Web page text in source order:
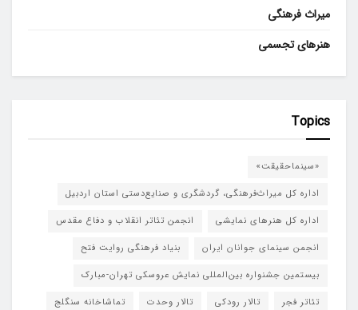
میراث فرهنگی
هنرهای تجسمی
Topics
«سینماحقیقت»
اداره کل میراث‌فرهنگی، گردشگری و صنایع‌دستی استان اردبیل
اداره کل هنرهای نمایشی
انجمن تئاتر انقلاب و دفاع مقدس
انجمن سینمای جوانان ایران
بنیاد فرهنگی روایت فتح
بیستمین جشنواره بین‌المللی نمایش عروسکی تهران-مبارک
تئاتر فجر
تالار رودکی تالار وحدت
تماشاخانه سنگلج